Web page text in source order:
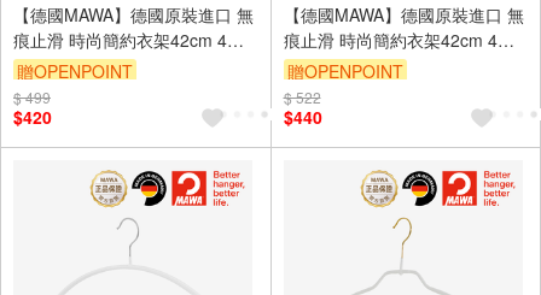
【德國MAWA】德國原裝進口 無
痕止滑 時尚簡約衣架42cm 4入/
白
贈OPENPOINT
$ 499
$420
【德國MAWA】德國原裝進口 無
痕止滑 時尚簡約衣架42cm 4入/
金勾/白
贈OPENPOINT
$ 522
$440